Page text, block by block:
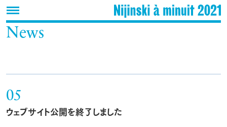
News
05
ウェブサイト公開を終了しました